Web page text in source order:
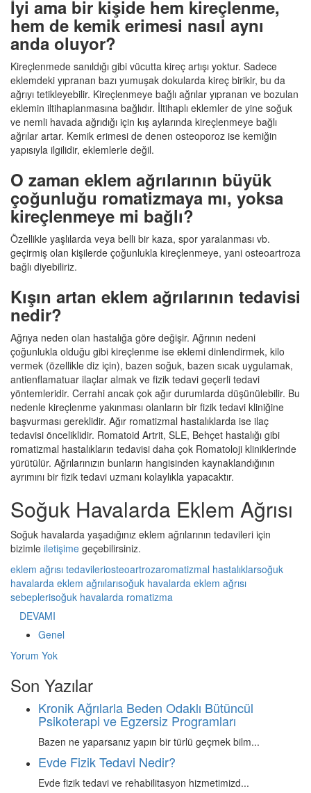
İyi ama bir kişide hem kireçlenme,
hem de kemik erimesi nasıl aynı
anda oluyor?
Kireçlenmede sanıldığı gibi vücutta kireç artışı yoktur. Sadece
eklemdeki yıpranan bazı yumuşak dokularda kireç birikir, bu da
ağrıyı tetikleyebilir. Kireçlenmeye bağlı ağrılar yıpranan ve bozulan
eklemin iltihaplanmasına bağlıdır. İltihaplı eklemler de yine soğuk
ve nemli havada ağrıdığı için kış aylarında kireçlenmeye bağlı
ağrılar artar. Kemik erimesi de denen osteoporoz ise kemiğin
yapısıyla ilgilidir, eklemlerle değil.
O zaman eklem ağrılarının büyük
çoğunluğu romatizmaya mı, yoksa
kireçlenmeye mi bağlı?
Özellikle yaşlılarda veya belli bir kaza, spor yaralanması vb.
geçirmiş olan kişilerde çoğunlukla kireçlenmeye, yani osteoartroza
bağlı diyebiliriz.
Kışın artan eklem ağrılarının tedavisi
nedir?
Ağrıya neden olan hastalığa göre değişir. Ağrının nedeni
çoğunlukla olduğu gibi kireçlenme ise eklemi dinlendirmek, kilo
vermek (özellikle diz için), bazen soğuk, bazen sıcak uygulamak,
antienflamatuar ilaçlar almak ve fizik tedavi geçerli tedavi
yöntemleridir. Cerrahi ancak çok ağır durumlarda düşünülebilir. Bu
nedenle kireçlenme yakınması olanların bir fizik tedavi kliniğine
başvurması gereklidir. Ağır romatizmal hastalıklarda ise ilaç
tedavisi önceliklidir. Romatoid Artrit, SLE, Behçet hastalığı gibi
romatizmal hastalıkların tedavisi daha çok Romatoloji kliniklerinde
yürütülür. Ağrılarınızın bunların hangisinden kaynaklandığının
ayrımını bir fizik tedavi uzmanı kolaylıkla yapacaktır.
Soğuk Havalarda Eklem Ağrısı
Soğuk havalarda yaşadığınız eklem ağrılarının tedavileri için
bizimle iletişime geçebilirsiniz.
eklem ağrısı tedavileriosteoartrozaromatizmal hastalıklarsoğuk
havalarda eklem ağrıılarısoğuk havalarda eklem ağrısı
sebeplerisoğuk havalarda romatizma
DEVAMI
Genel
Yorum Yok
Son Yazılar
Kronik Ağrılarla Beden Odaklı Bütüncül
Psikoterapi ve Egzersiz Programları
Bazen ne yaparsanız yapın bir türlü geçmek bilm...
Evde Fizik Tedavi Nedir?
Evde fizik tedavi ve rehabilitasyon hizmetimizd...